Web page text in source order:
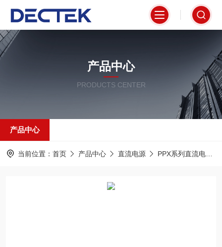
产品中心
PRODUCTS CENTER
产品中心
当前位置： 首页 产品中心 直流电源 PPX系列直流电源